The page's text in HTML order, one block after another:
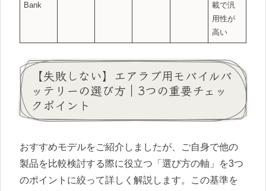
Bank
載で汎
用性が
高い
【失敗しない】エアラブ用モバイルバ
ッテリーの選び方｜3つの重要チェッ
クポイント
おすすめモデルをご紹介しましたが、ご自身で他の
製品を比較検討する際に役立つ「選び方の軸」を3つ
のポイントに絞って詳しく解説します。この基準を